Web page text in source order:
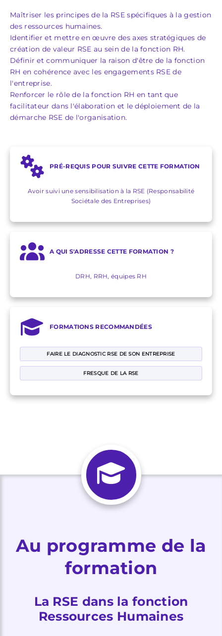
Maîtriser les principes de la RSE spécifiques à la gestion
des ressources humaines.
Identifier et mettre en œuvre des axes stratégiques de
création de valeur RSE au sein de la fonction RH.
Définir et communiquer la raison d'être de la fonction
RH en cohérence avec les engagements RSE de
l'entreprise.
Renforcer le rôle de la fonction RH en tant que
facilitateur dans l'élaboration et le déploiement de la
démarche RSE de l'organisation.
PRÉ-REQUIS POUR SUIVRE CETTE FORMATION
Avoir suivi une sensibilisation à la RSE (Responsabilité
Sociétale des Entreprises)
A QUI S'ADRESSE CETTE FORMATION ?
DRH, RRH, équipes RH
FORMATIONS RECOMMANDÉES
FAIRE LE DIAGNOSTIC RSE DE SON ENTREPRISE
FRESQUE DE LA RSE
Au programme de la
formation
La RSE dans la fonction
Ressources Humaines